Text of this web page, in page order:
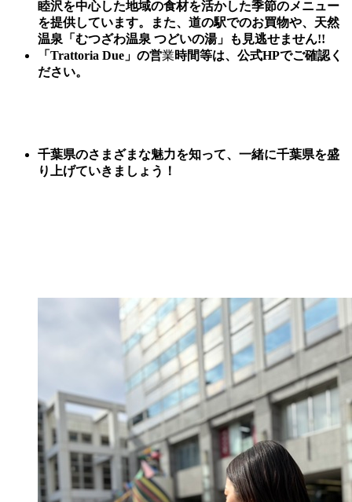
睦沢を中心した地域の食材を活かした季節のメニュー
を提供しています。また、道の駅でのお買物や、天然
温泉「むつざわ温泉 つどいの湯」も見逃せません!!
「Trattoria Due」の営業時間等は、公式HPでご確認く
ださい。
千葉県のさまざまな魅力を知って、一緒に千葉県を盛
り上げていきましょう！